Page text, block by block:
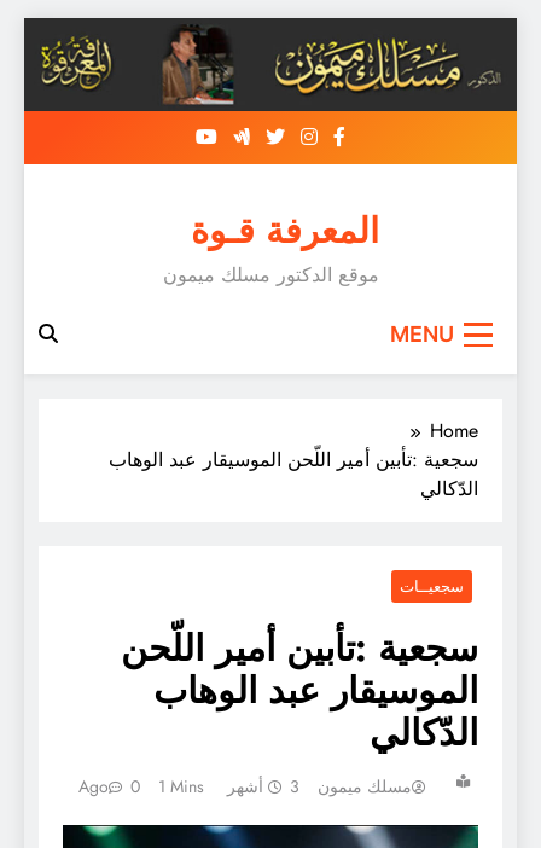
content
المعرفة قـوة
موقع الدكتور مسلك ميمون
MENU
Home
سجعية :تأبين أمير اللّحن الموسيقار عبد الوهاب
الدّكالي
سجعيــات
سجعية :تأبين أمير اللّحن
الموسيقار عبد الوهاب
الدّكالي
مسلك ميمون 3 أشهر Ago 0 1 Mins